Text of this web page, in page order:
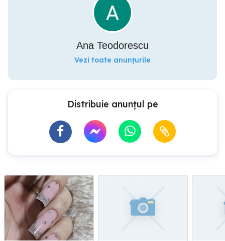
Ana Teodorescu
Vezi toate anunțurile
Distribuie anunțul pe